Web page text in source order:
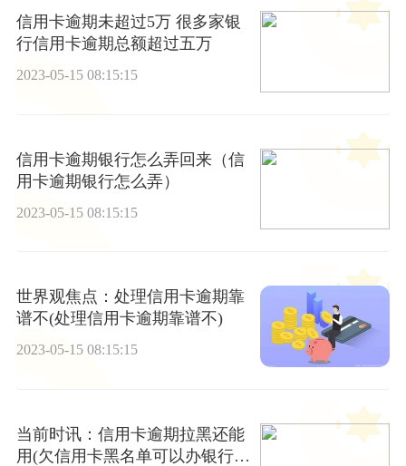
信用卡逾期未超过5万 很多家银
行信用卡逾期总额超过五万
2023-05-15 08:15:15
信用卡逾期银行怎么弄回来（信
用卡逾期银行怎么弄）
2023-05-15 08:15:15
世界观焦点：处理信用卡逾期靠
谱不(处理信用卡逾期靠谱不)
2023-05-15 08:15:15
当前时讯：信用卡逾期拉黑还能
用(欠信用卡黑名单可以办银行卡